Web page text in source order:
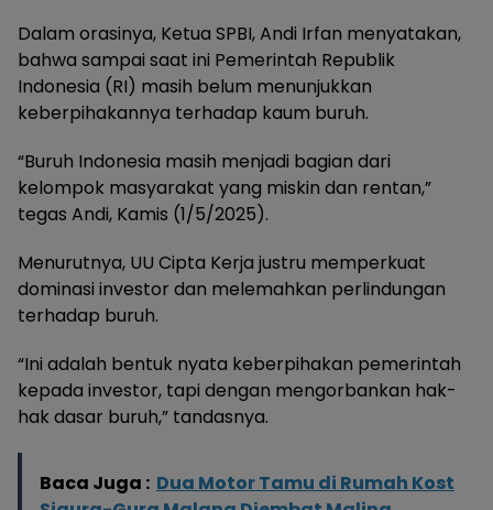
Dalam orasinya, Ketua SPBI, Andi Irfan menyatakan,
bahwa sampai saat ini Pemerintah Republik
Indonesia (RI) masih belum menunjukkan
keberpihakannya terhadap kaum buruh.
“Buruh Indonesia masih menjadi bagian dari
kelompok masyarakat yang miskin dan rentan,”
tegas Andi, Kamis (1/5/2025).
Menurutnya, UU Cipta Kerja justru memperkuat
dominasi investor dan melemahkan perlindungan
terhadap buruh.
“Ini adalah bentuk nyata keberpihakan pemerintah
kepada investor, tapi dengan mengorbankan hak-
hak dasar buruh,” tandasnya.
Baca Juga : Dua Motor Tamu di Rumah Kost